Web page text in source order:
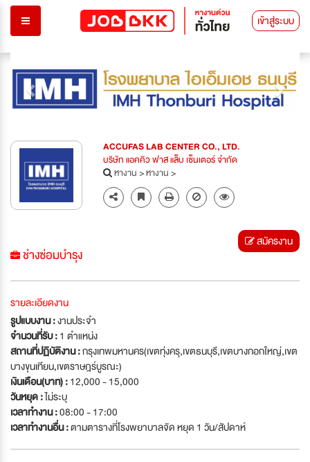
เข้าสู่ระบบ
ACCUFAS LAB CENTER CO., LTD.
บริษัท แอคคิว ฟาส แล็บ เซ็นเตอร์ จำกัด
หางาน>หางาน>
ช่างซ่อมบำรุง
สมัครงาน
รายละเอียดงาน
รูปแบบงาน :งานประจำ
จำนวนที่รับ :1 ตำแหน่ง
สถานที่ปฏิบัติงาน :กรุงเทพมหานคร(เขตทุ่งครุ,เขตธนบุรี,เขตบางกอกใหญ่,เขต
บางขุนเทียน,เขตราษฎร์บูรณะ)
เงินเดือน(บาท) :12,000 - 15,000
วันหยุด :ไม่ระบุ
เวลาทำงาน :08:00 - 17:00
เวลาทำงานอื่น :ตามตารางที่โรงพยาบาลจัด หยุด 1 วัน/สัปดาห์